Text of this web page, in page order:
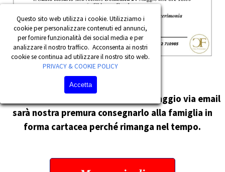
Questo sito web utilizza i cookie. Utilizziamo i
cookie per personalizzare contenuti ed annunci,
per fornire funzionalità dei social media e per
analizzare il nostro traffico. Acconsenta ai nostri
cookie se continua ad utilizzare il nostro sito web.
PRIVACY & COOKIE POLICY
Accetta
Fai Sentire il Tuo Affetto con un messaggio via email
sarà nostra premura consegnarlo alla famiglia in
forma cartacea perché rimanga nel tempo.